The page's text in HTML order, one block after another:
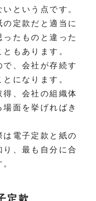
という点です。
定款だと適当に
たものと違った
もあります。
、会社が存続す
になります。
、会社の組織体
面を挙げればき
は電子定款と紙の
、最も自分に合
定款